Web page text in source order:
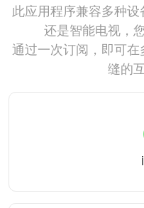
此应用程序兼容多种
还是智能电视，
通过一次订阅，即可
缝的